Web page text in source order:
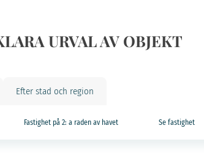
URVAL AV OBJEKT
Efter stad och region
Fastighet på 2: a raden av havet Se fastighet